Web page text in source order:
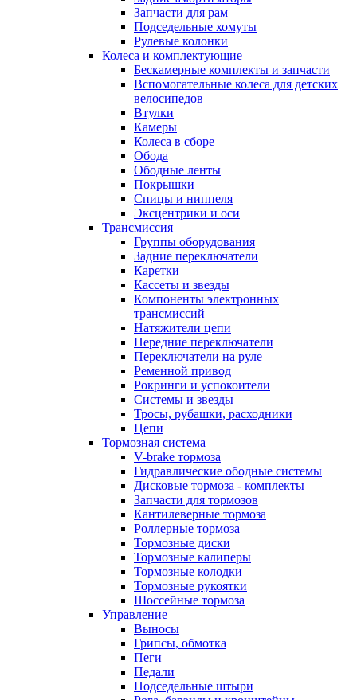
Запчасти для рам
Подседельные хомуты
Рулевые колонки
Колеса и комплектующие
Бескамерные комплекты и запчасти
Вспомогательные колеса для детских
велосипедов
Втулки
Камеры
Колеса в сборе
Обода
Ободные ленты
Покрышки
Спицы и ниппеля
Эксцентрики и оси
Трансмиссия
Группы оборудования
Задние переключатели
Каретки
Кассеты и звезды
Компоненты электронных
трансмиссий
Натяжители цепи
Передние переключатели
Переключатели на руле
Ременной привод
Рокринги и успокоители
Системы и звезды
Тросы, рубашки, расходники
Цепи
Тормозная система
V-brake тормоза
Гидравлические ободные системы
Дисковые тормоза - комплекты
Запчасти для тормозов
Кантилеверные тормоза
Роллерные тормоза
Тормозные диски
Тормозные калиперы
Тормозные колодки
Тормозные рукоятки
Шоссейные тормоза
Управление
Выносы
Грипсы, обмотка
Пеги
Педали
Подседельные штыри